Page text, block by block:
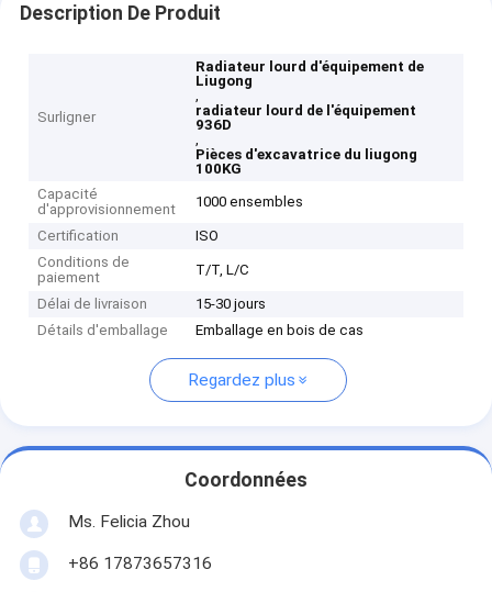
Description De Produit
Surligner
Radiateur lourd d'équipement de
Liugong
,
radiateur lourd de l'équipement
936D
,
Pièces d'excavatrice du liugong
100KG
Capacité
d'approvisionnement
1000 ensembles
Certification
ISO
Conditions de
paiement
T/T, L/C
Délai de livraison
15-30 jours
Détails d'emballage
Emballage en bois de cas
Regardez plus
Coordonnées
Ms. Felicia Zhou
+86 17873657316